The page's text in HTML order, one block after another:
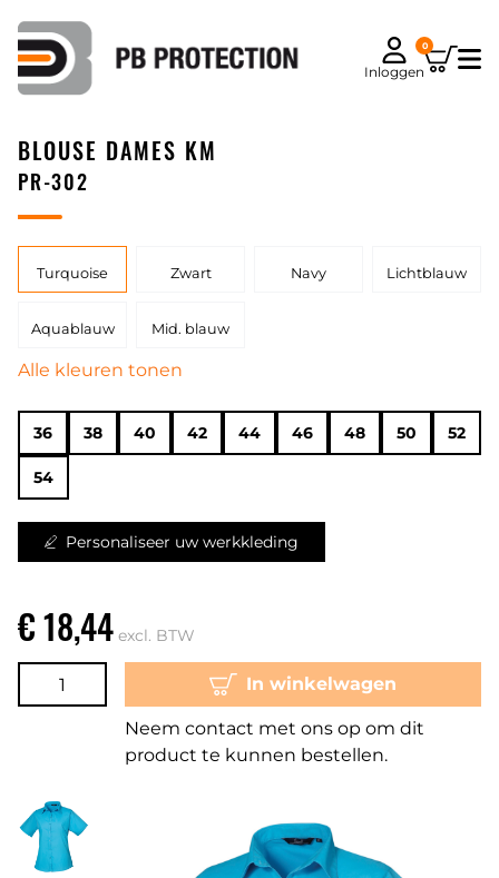
Inloggen
0
BLOUSE DAMES KM
PR-302
Turquoise Zwart Navy Lichtblauw
Aquablauw Mid. blauw
Alle kleuren tonen
36 38 40 42 44 46 48 50 52
54
Personaliseer uw werkkleding
€ 18,44 excl. BTW
In winkelwagen
Neem contact met ons op om dit
product te kunnen bestellen.